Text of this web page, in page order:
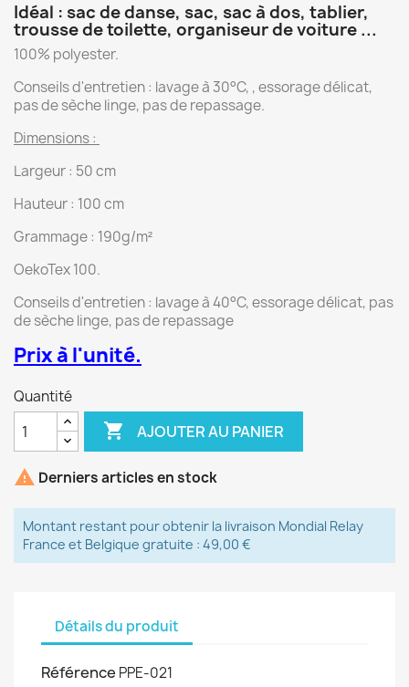
Idéal : sac de danse, sac, sac à dos, tablier,
trousse de toilette, organiseur de voiture ...
100% polyester.
Conseils d'entretien : lavage à 30°C, , essorage délicat,
pas de sèche linge, pas de repassage.
Dimensions :
Largeur : 50 cm
Hauteur : 100 cm
Grammage : 190g/m²
OekoTex 100.
Conseils d'entretien : lavage à 40°C, essorage délicat, pas
de sèche linge, pas de repassage
Prix à l'unité.
Quantité
 AJOUTER AU PANIER
 Derniers articles en stock
Montant restant pour obtenir la livraison Mondial Relay
France et Belgique gratuite : 49,00 €
Détails du produit
Référence PPE-021